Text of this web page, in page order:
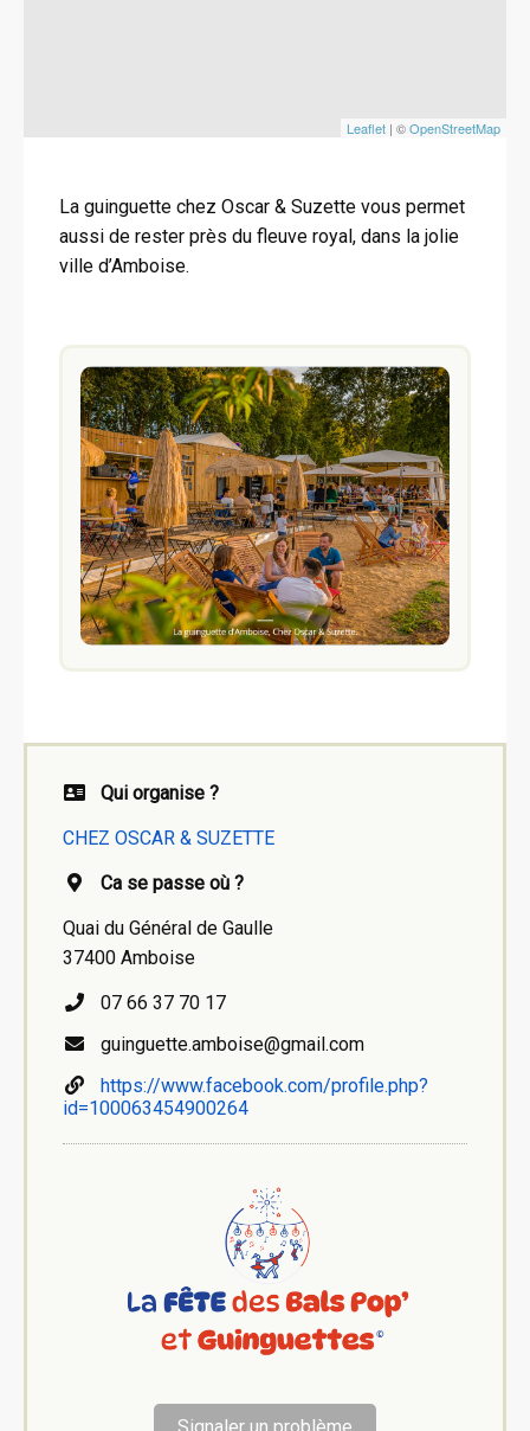
Leaflet | ©OpenStreetMap
La guinguette chez Oscar & Suzette vous permet
aussi de rester près du fleuve royal, dans la jolie
ville d’Amboise.
Qui organise ?
CHEZ OSCAR & SUZETTE
Ca se passe où ?
Quai du Général de Gaulle
37400 Amboise
07 66 37 70 17
guinguette.amboise@gmail.com
https://www.facebook.com/profile.php?
id=100063454900264